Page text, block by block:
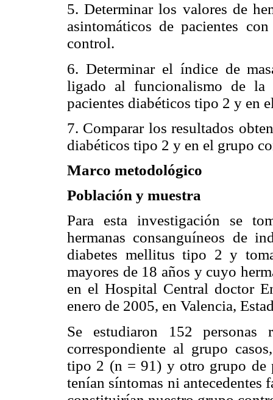
5. Determinar los valores de
asintomáticos de pacientes
control.
6. Determinar el índice de
ligado al funcionalismo de la
pacientes diabéticos tipo 2 y en
7. Comparar los resultados
diabéticos tipo 2 y en el grupo
Marco metodológico
Población y muestra
Para esta investigación se
hermanas consanguíneos de
diabetes mellitus tipo 2 y
mayores de 18 años y cuyo
en el Hospital Central doctor
enero de 2005, en Valencia,
Se estudiaron 152
correspondiente al grupo
tipo 2 (n = 91) y otro grupo de
tenían síntomas ni